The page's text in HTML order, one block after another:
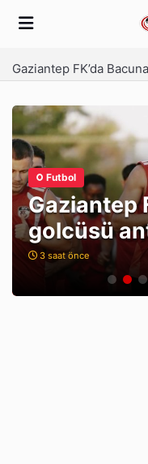
Gaziantep FK’da
Futbol
Gaziantep
pastalı
4 saat önce